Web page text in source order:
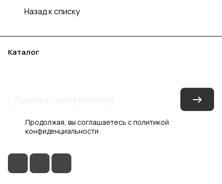
Назад к списку
Каталог
Продолжая, вы соглашаетесь сполитикой
конфиденциальности